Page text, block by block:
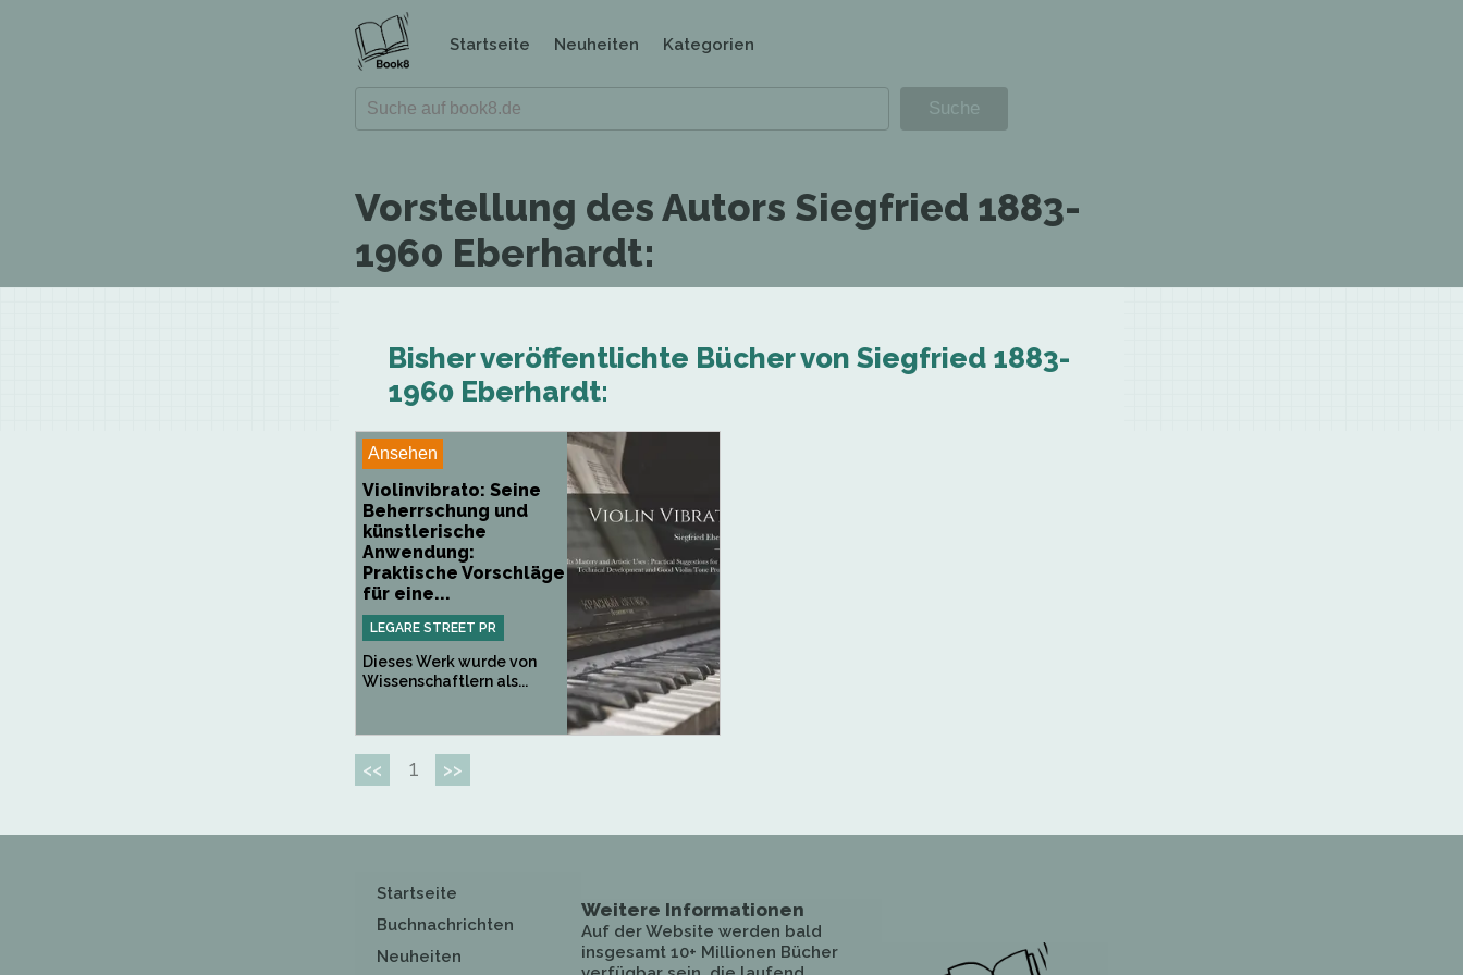
Startseite Neuheiten Kategorien
Vorstellung des Autors Siegfried 1883-
1960 Eberhardt:
Bisher veröffentlichte Bücher von Siegfried 1883-
1960 Eberhardt:
Ansehen
Violinvibrato: Seine
Beherrschung und
künstlerische
Anwendung:
Praktische Vorschläge
für eine...
LEGARE STREET PR
Dieses Werk wurde von
Wissenschaftlern als...
<< 1 >>
Startseite
Buchnachrichten
Neuheiten
Weitere Informationen
Auf der Website werden bald
insgesamt 10+ Millionen Bücher